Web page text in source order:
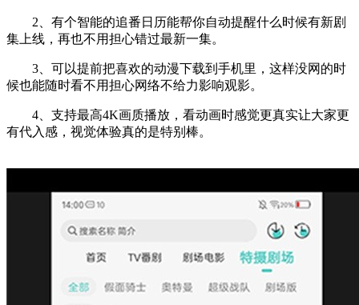
2、有个智能的追番日历能帮你自动提醒什么时候有新剧
集上线，再也不用担心错过最新一集。
3、可以提前把喜欢的动漫下载到手机里，这样没网的时
候也能随时看不用担心网络不给力影响观影。
4、支持最高4K画质播放，看动画时感觉更真实让大家更
有代入感，视觉体验真的是特别棒。